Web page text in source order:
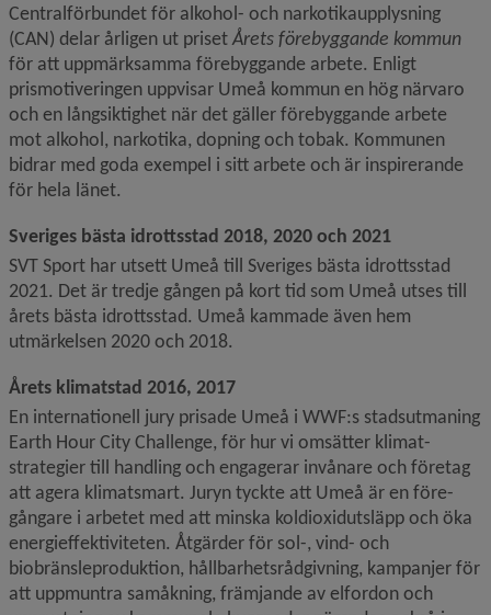
Centralförbundet för alkohol- och narkotikaupplysning
(CAN) delar årligen ut priset Årets förebyggande kommun
för att uppmärksamma förebyggande arbete. Enligt
prismotiveringen uppvisar Umeå kommun en hög närvaro
och en lång­siktighet när det gäller förebyggande arbete
mot alkohol, narkotika, dopning och tobak. Kommunen
bidrar med goda exempel i sitt arbete och är inspirerande
för hela länet.
Sveriges bästa idrottsstad 2018, 2020 och 2021
SVT Sport har utsett Umeå till Sveriges bästa idrottsstad
2021. Det är tredje gången på kort tid som Umeå utses till
årets bästa idrottsstad. Umeå kammade även hem
utmärkelsen 2020 och 2018.
Årets klimatstad 2016, 2017
En internationell jury prisade Umeå i WWF:s stadsutmaning
Earth Hour City Challenge, för hur vi omsätter klimat­
strategier till handling och engagerar invånare och företag
att agera klimatsmart. Juryn tyckte att Umeå är en före­
gångare i arbetet med att minska koldioxidutsläpp och öka
energieffektiviteten. Åtgärder för sol-, vind- och
biobränsle­produktion, hållbarhetsrådgivning, kampanjer för
att uppmuntra samåkning, främjande av elfordon och